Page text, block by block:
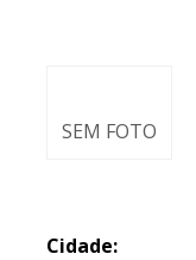
SEM FOTO
Cidade: